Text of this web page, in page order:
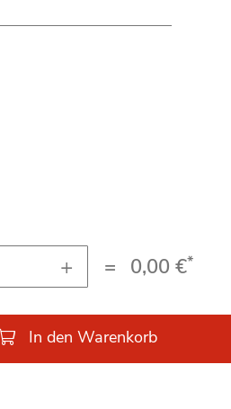
= 0,00 €*
In den Warenkorb